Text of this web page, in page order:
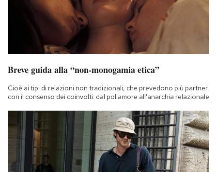
Breve guida alla “non-monogamia etica”
Cioè ai tipi di relazioni non tradizionali, che prevedono più partner
con il consenso dei coinvolti: dal poliamore all'anarchia relazionale